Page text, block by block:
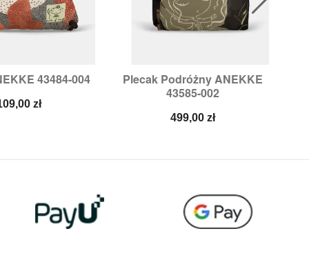
43484-004
zł
podgląd
Plecak Podróżny ANEKKE
43585-002
Cena
499,00 zł
Szybki podgląd